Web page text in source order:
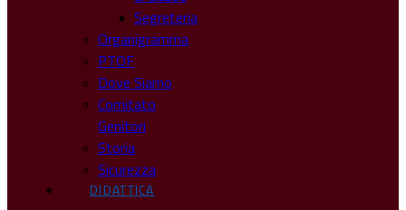
Segreteria
Organigramma
PTOF
Dove Siamo
Comitato
Genitori
Storia
Sicurezza
DIDATTICA